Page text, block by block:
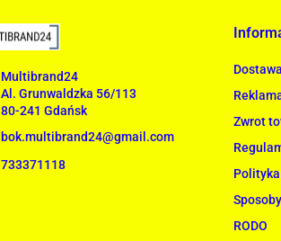
Multibrand24
Al. Grunwaldzka 56/113
80-241 Gdańsk
bok.multibrand24@gmail.com
733371118
Zwrot
RODO